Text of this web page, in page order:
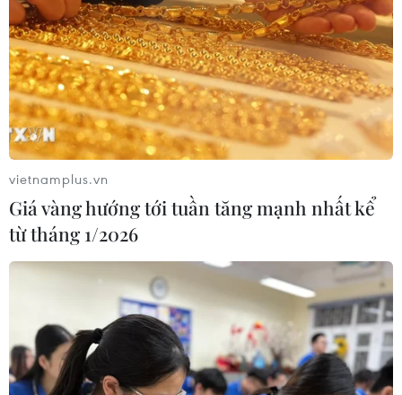
Số ca nhiễm virus Tây sông Nile gia
tăng khắp châu Âu
26/07/2026 09:18
Số ca mắc sởi tại Mỹ lập đỉnh 30 năm
do tỷ lệ tiêm chủng giảm
24/07/2026 23:59
Mỹ điều tra một đợt bùng phát bệnh
tả do ký sinh trùng cyclospora
24/07/2026 05:44
vietnamplus.vn
Giá vàng hướng tới tuần tăng mạnh nhất kể
từ tháng 1/2026